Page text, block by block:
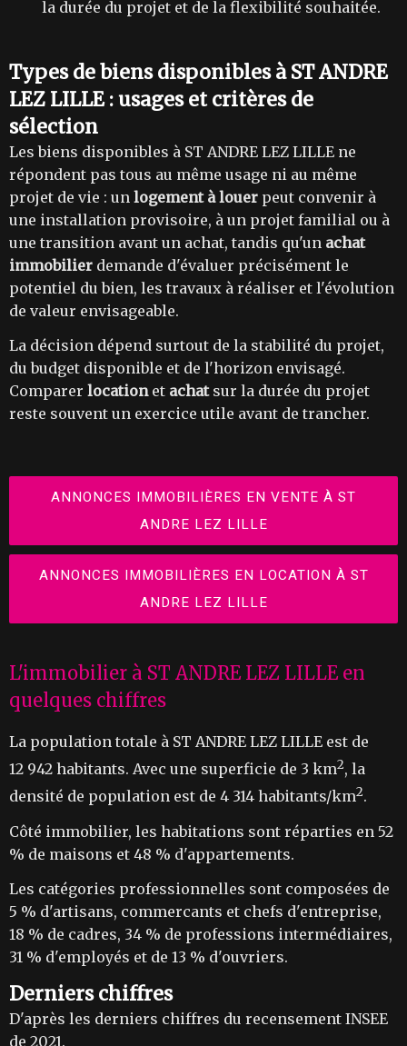
la durée du projet et de la flexibilité souhaitée.
Types de biens disponibles à ST ANDRE
LEZ LILLE : usages et critères de
sélection
Les biens disponibles à ST ANDRE LEZ LILLE ne
répondent pas tous au même usage ni au même
projet de vie : un logement à louer peut convenir à
une installation provisoire, à un projet familial ou à
une transition avant un achat, tandis qu'un achat
immobilier demande d'évaluer précisément le
potentiel du bien, les travaux à réaliser et l'évolution
de valeur envisageable.
La décision dépend surtout de la stabilité du projet,
du budget disponible et de l'horizon envisagé.
Comparer locationet achatsur la durée du projet
reste souvent un exercice utile avant de trancher.
ANNONCES IMMOBILIÈRES EN VENTE À ST
ANDRE LEZ LILLE
ANNONCES IMMOBILIÈRES EN LOCATION À ST
ANDRE LEZ LILLE
L'immobilier à ST ANDRE LEZ LILLE en
quelques chiffres
La population totale à ST ANDRE LEZ LILLE est de
12 942 habitants. Avec une superficie de 3 km2, la
densité de population est de 4 314 habitants/km2.
Côté immobilier, les habitations sont réparties en 52
% de maisons et 48 % d'appartements.
Les catégories professionnelles sont composées de
5 % d'artisans, commercants et chefs d'entreprise,
18 % de cadres, 34 % de professions intermédiaires,
31 % d'employés et de 13 % d'ouvriers.
Derniers chiffres
D'après les derniers chiffres du recensement INSEE
de 2021.